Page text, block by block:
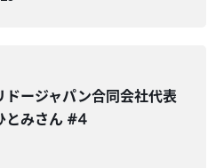
ドージャパン合同会社代表
とみさん #4